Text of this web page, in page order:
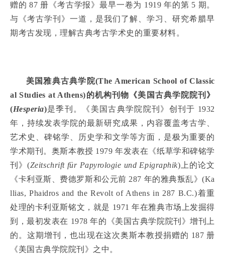
赠的 87 册《考古学报》最早一卷为 1919 年的第 5 期。
与《考古学刊》一道，是我们了解、学习、研究希腊早
期考古发现，理解古典考古学术史的重要材料。
美国雅典古典学院(The American School of Classic
al Studies at Athens)的机构刊物《美国古典学院院刊》
(Hesperia)是季刊。《美国古典学院院刊》创刊于 1932
年，持续发表学院的最新研究成果，内容覆盖考古学、
艺术史、碑铭学、历史学和文学等方面，是极为重要的
学术期刊。奥斯本教授 1979 年发表在《纸草学和碑铭学
刊》(Zeitschrift für Papyrologie und Epigraphik)上的论文
《卡利亚斯、费德罗斯和公元前 287 年的雅典叛乱》(Ka
llias, Phaidros and the Revolt of Athens in 287 B.C.)着重
处理的卡利亚斯铭文，就是 1971 年在雅典市场上发掘得
到，最初发表在 1978 年的《美国古典学院院刊》增刊上
的。这期增刊，也出现在这次奥斯本教授捐赠的 187 册
《美国古典学院院刊》之中。